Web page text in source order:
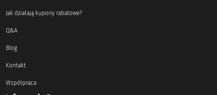
Jak działają kupony rabatowe?
Q&A
Blog
Kontakt
Współpraca